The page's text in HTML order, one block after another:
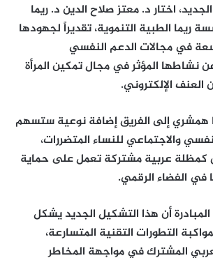
اختار د. معتز صلاح الدين د. ريما
الطبية التنموية، تقديراً لجهودها
في مجالات الدعم النفسي
نشاطها المؤثر في مجال تمكين المرأة
العنف الإلكتروني.
همشري إلى الفريق إضافة نوعية ستسهم
والاجتماعي للنساء المتضررات،
كمظلة عربية مشتركة تعمل على حماية
في الفضاء الرقمي.
أن هذا التشكيل الجديد يشكل
التطورات التقنية المتسارعة،
المشترك في مواجهة المخاطر